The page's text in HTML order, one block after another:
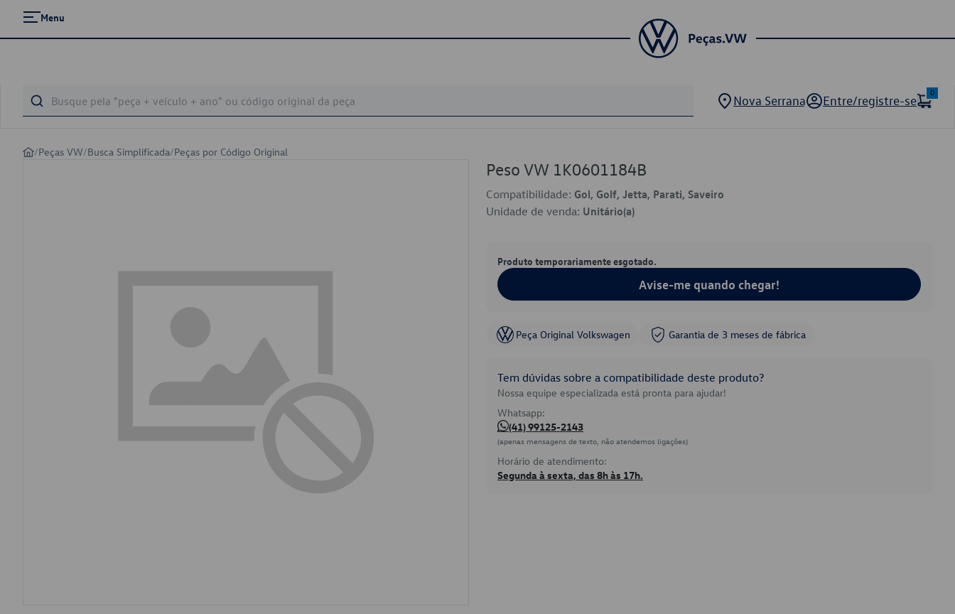
Menu
Nova Serrana Entre/registre-se
0
/Peças VW/Busca Simplificada/Peças por Código Original
Peso VW 1K0601184B
Compatibilidade: Gol, Golf, Jetta, Parati, Saveiro
Unidade de venda: Unitário(a)
Produto temporariamente esgotado.
Avise-me quando chegar!
Peça Original Volkswagen Garantia de 3 meses de fábrica
Tem dúvidas sobre a compatibilidade deste produto?
Nossa equipe especializada está pronta para ajudar!
Whatsapp:
(41) 99125-2143
(apenas mensagens de texto, não atendemos ligações)
Horário de atendimento:
Segunda à sexta, das 8h às 17h.